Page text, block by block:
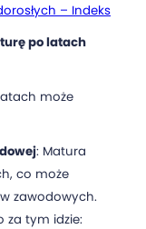
– Indeks
po latach
może
: Matura
co może
zawodowych.
za tym idzie: